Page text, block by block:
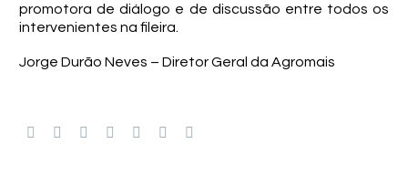
promotora de diálogo e de discussão entre todos os
intervenientes na fileira.
Jorge Durão Neves – Diretor Geral da Agromais